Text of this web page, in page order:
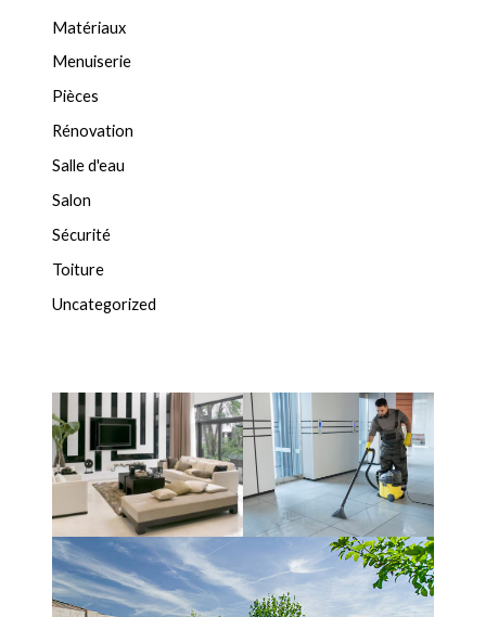
Matériaux
Menuiserie
Pièces
Rénovation
Salle d'eau
Salon
Sécurité
Toiture
Uncategorized